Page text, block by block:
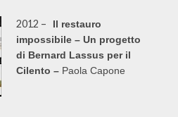
2012 – Il restauro
impossibile – Un progetto
di Bernard Lassus per il
Cilento – Paola Capone